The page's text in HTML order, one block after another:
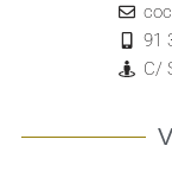
91
C/